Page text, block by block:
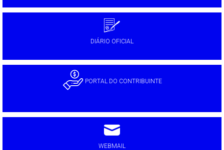
DIÁRIO OFICIAL
PORTAL DO CONTRIBUINTE
WEBMAIL